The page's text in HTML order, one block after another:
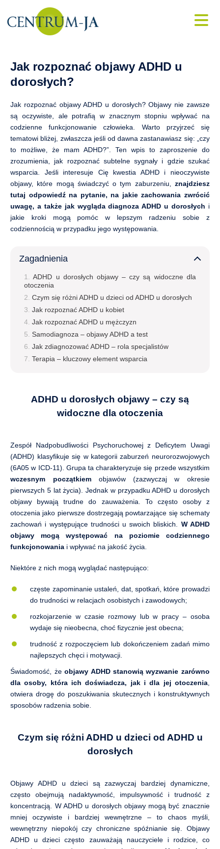
Skip
content
Jak rozpoznać objawy ADHD u
dorosłych?
Jak rozpoznać objawy ADHD u dorosłych? Objawy nie zawsze
są oczywiste, ale potrafią w znacznym stopniu wpływać na
codzienne funkcjonowanie człowieka. Warto przyjrzeć się
tematowi bliżej, zwłaszcza jeśli od dawna zastanawiasz się: „czy
to możliwe, że mam ADHD?”. Ten wpis to zaproszenie do
zrozumienia, jak rozpoznać subtelne sygnały i gdzie szukać
wsparcia. Jeśli interesuje Cię kwestia ADHD i nieoczywiste
objawy, które mogą świadczyć o tym zaburzeniu,
znajdziesz
tutaj odpowiedź na pytanie, na jakie zachowania zwrócić
uwagę, a także jak wygląda diagnoza ADHD u dorosłych i
jakie kroki mogą pomóc w lepszym radzeniu sobie z
codziennością w przypadku jego występowania.
Zagadnienia
ADHD u dorosłych objawy – czy są widoczne dla
otoczenia
Czym się różni ADHD u dzieci od ADHD u dorosłych
Jak rozpoznać ADHD u kobiet
Jak rozpoznać ADHD u mężczyzn
Samodiagnoza – objawy ADHD a test
Jak zdiagnozować ADHD – rola specjalistów
Terapia – kluczowy element wsparcia
ADHD u dorosłych objawy – czy są
widoczne dla otoczenia
Zespół Nadpobudliwości Psychoruchowej z Deficytem Uwagi
(ADHD) klasyfikuje się w kategorii zaburzeń neurorozwojowych
(6A05 w ICD-11). Grupa ta charakteryzuje się przede wszystkim
wczesnym początkiemobjawów (zazwyczaj w okresie
pierwszych 5 lat życia). Jednak w przypadku ADHD u dorosłych
objawy bywają trudne do zauważenia. To często osoby z
otoczenia jako pierwsze dostrzegają powtarzające się schematy
zachowań i występujące trudności u swoich bliskich. W ADHD
objawy mogą występować na poziomie codziennego
funkcjonowania i wpływać na jakość życia.
Niektóre z nich mogą wyglądać następująco:
częste zapominanie ustaleń, dat, spotkań, które prowadzi
do trudności w relacjach osobistych i zawodowych;
rozkojarzenie w czasie rozmowy lub w pracy – osoba
wydaje się nieobecna, choć fizycznie jest obecna;
trudność z rozpoczęciem lub dokończeniem zadań mimo
najlepszych chęci i motywacji.
Świadomość, żeobjawy ADHD stanowią wyzwanie zarówno
dla osoby, która ich doświadcza, jak i dla jej otoczenia,
otwiera drogę do poszukiwania skutecznych i konstruktywnych
sposobów radzenia sobie.
Czym się różni ADHD u dzieci od ADHD u
dorosłych
Objawy ADHD u dzieci są zazwyczaj bardziej dynamiczne,
często obejmują nadaktywność, impulsywność i trudność z
koncentracją. W ADHD u dorosłych objawy mogą być znacznie
mniej oczywiste i bardziej wewnętrzne – to chaos myśli,
wewnętrzny niepokój czy chroniczne spóźnianie się. Objawy
ADHD u dzieci często zauważają nauczyciele i rodzice, co
Konsultacje i psychoterapia online
Psycholog dziecięcy
Psycholog dla młodzieży
Psychiatra online
Leczenie depresji
Leczenie bezsenności
Psychoterapia
Terapia dla par i małżeństw
Diagnostyka psychologiczna, testy
Diagnoza ADHD u dzieci i młodzieży